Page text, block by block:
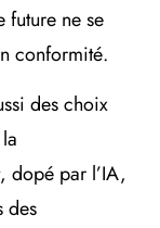
ne se
conformité.
des choix
dopé par l’IA,
des